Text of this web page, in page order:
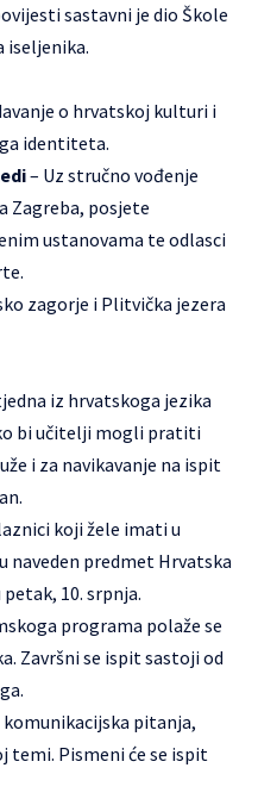
sastavni je dio Škole
iseljenika.
o hrvatskoj kulturi i
identiteta.
– Uz stručno vođenje
Zagreba, posjete
ustanovama te odlasci
zagorje i Plitvička jezera
iz hrvatskoga jezika
bi učitelji mogli pratiti
i za navikavanje na ispit
koji žele imati u
naveden predmet Hrvatska
10. srpnja.
programa polaže se
Završni se ispit sastoji od
komunikacijska pitanja,
temi. Pismeni će se ispit